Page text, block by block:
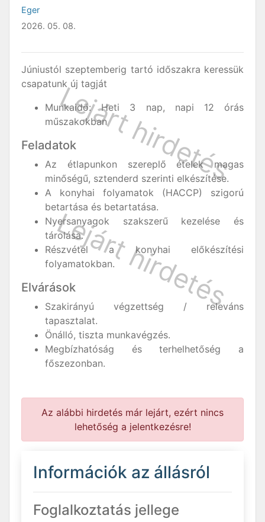
Eger
2026. 05. 08.
Júniustól szeptemberig tartó időszakra keressük
csapatunk új tagját
Munkaidő: Heti 3 nap, napi 12 órás
műszakokban
Feladatok
Az étlapunkon szereplő ételek magas
minőségű, sztenderd szerinti elkészítése.
A konyhai folyamatok (HACCP) szigorú
betartása és betartatása.
Nyersanyagok szakszerű kezelése és
tárolása.
Részvétel a konyhai előkészítési
folyamatokban.
Elvárások
Szakirányú végzettség / releváns
tapasztalat.
Önálló, tiszta munkavégzés.
Megbízhatóság és terhelhetőség a
főszezonban.
Az alábbi hirdetés már lejárt, ezért nincs
lehetőség a jelentkezésre!
Információk az állásról
Foglalkoztatás jellege